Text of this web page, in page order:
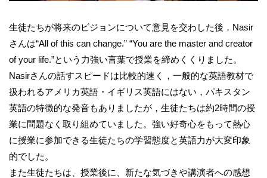
生徒たちが将来のビジョンについて意見を交わした後，Nasir
さんは“All of this can change.” “You are the master and creator
of your life.”という力強い言葉で授業を締めくくりました。
Nasirさんの話すスピードは比較的速く，一般的な英語教材で
扱われるアメリカ英語・イギリス英語にはない，パキスタン
英語の特徴的な発音もありましたが，生徒たちは約2時間の授
業に問題なく取り組めていました。強い好奇心をもって熱心
に授業に参加できる生徒たちの学習態度と英語力が大変印象
的でした。
また生徒たちは、授業後に、新たな気づきや講演者への感想